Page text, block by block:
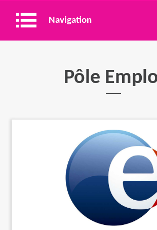
Navigation
Travaux
Evénementiel
Santé
Pôle